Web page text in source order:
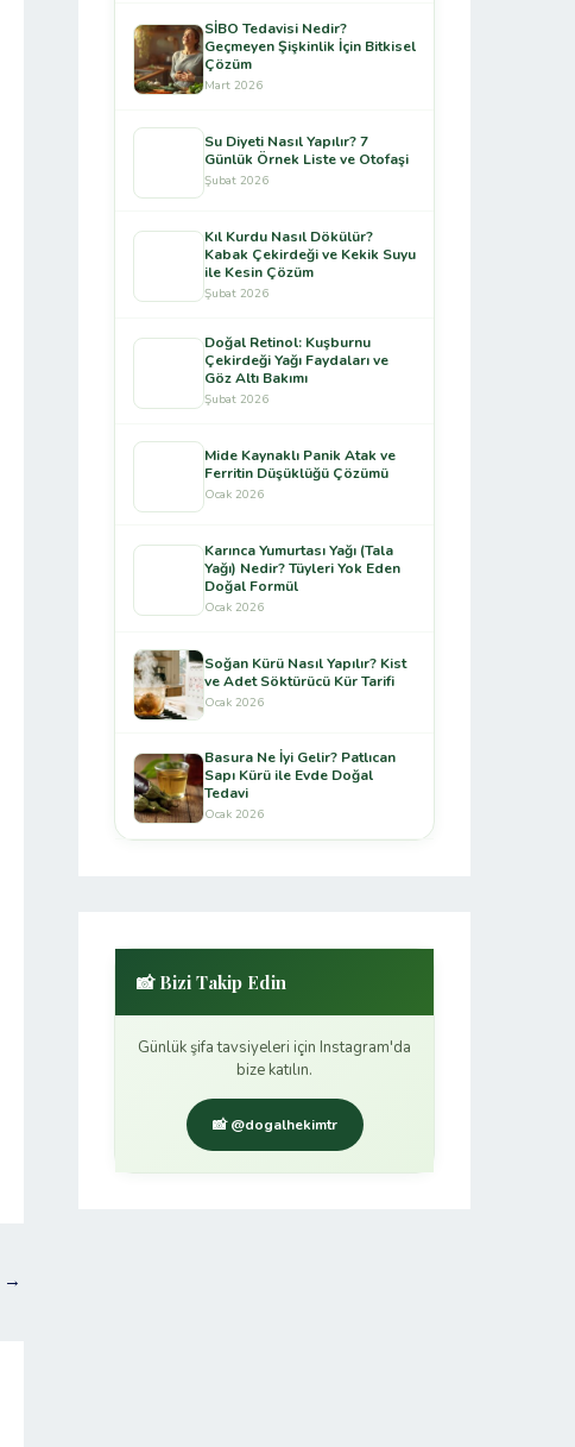
→
SİBO Tedavisi Nedir?
Geçmeyen Şişkinlik İçin Bitkisel
Çözüm
Mart 2026
Su Diyeti Nasıl Yapılır? 7
Günlük Örnek Liste ve Otofaşi
Şubat 2026
Kıl Kurdu Nasıl Dökülür?
Kabak Çekirdeği ve Kekik Suyu
ile Kesin Çözüm
Şubat 2026
Doğal Retinol: Kuşburnu
Çekirdeği Yağı Faydaları ve
Göz Altı Bakımı
Şubat 2026
Mide Kaynaklı Panik Atak ve
Ferritin Düşüklüğü Çözümü
Ocak 2026
Karınca Yumurtası Yağı (Tala
Yağı) Nedir? Tüyleri Yok Eden
Doğal Formül
Ocak 2026
Soğan Kürü Nasıl Yapılır? Kist
ve Adet Söktürücü Kür Tarifi
Ocak 2026
Basura Ne İyi Gelir? Patlıcan
Sapı Kürü ile Evde Doğal
Tedavi
Ocak 2026
📸 Bizi Takip Edin
Günlük şifa tavsiyeleri için Instagram'da
bize katılın.
📸 @dogalhekimtr